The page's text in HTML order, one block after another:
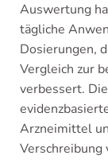
Auswertung
tägliche
Dosierungen,
Vergleich zur
verbessert.
Arzneimittel
Verschreibung